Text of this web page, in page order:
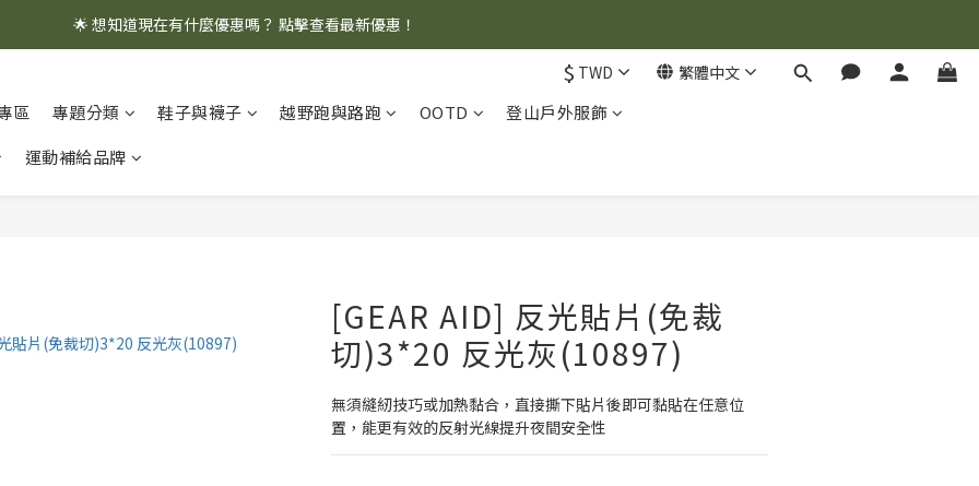
🌟 想知道現在有什麼優惠嗎？ 點擊查看最新優惠！
🌟 想知道現在有什麼優惠嗎？ 點擊查看最新優惠！
🌟 想知道現在有什麼優惠嗎？ 點擊查看最新優惠！
$ TWD 繁體中文
區 專題分類 鞋子與襪子 越野跑與路跑 OOTD
登山戶外服飾
運動補給品牌
[GEAR AID] 反光貼片(免裁
切)3*20 反光灰(10897)
無須縫紉技巧或加熱黏合，直接撕下貼片後即可黏貼在任意位
置，能更有效的反射光線提升夜間安全性